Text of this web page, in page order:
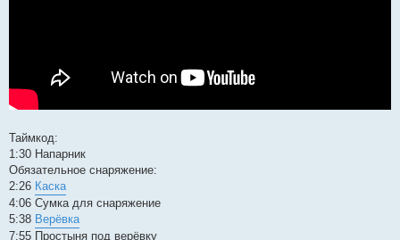
Таймкод:
1:30 Напарник
Обязательное снаряжение:
2:26 Каска
4:06 Сумка для снаряжение
5:38 Верёвка
7:55 Простыня под верёвку